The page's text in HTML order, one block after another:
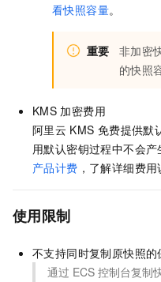
看快照容量。
重要
非加密
的快照
KMS 加密费用
阿里云 KMS 免费提供默
用默认密钥过程中不会
产品计费 ，了解详细费用
使用限制
不支持同时复制原快照的
通过 ECS 控制台复制